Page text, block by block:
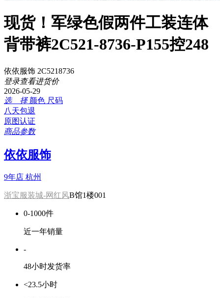
现货！军绿色假两件工装连体
背带裤2C521-8736-P155控248
依依服饰 2C5218736
登录查看进货价
2026-05-29
选 择 颜色 尺码
八天包退
原图认证
商品参数
依依服饰
9年店 杭州
浙宝服装城-网红风B馆1楼001
0-1000件
近一年销量
-
48小时发货率
<23.5小时